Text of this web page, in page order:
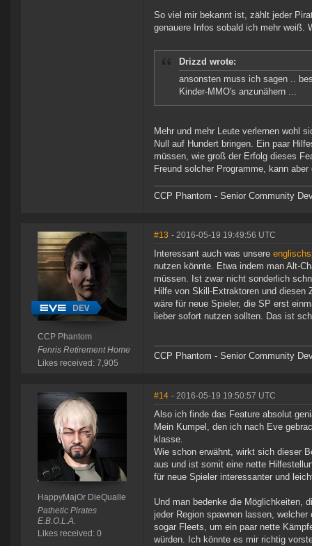
So viel mir bekannt ist, zählt jeder
genauere Infos sobald ich mehr weiß.
Drizzd wrote:
ansonsten muss ich sagen ..
Kinder-MMO's anzunähern ...
Mehr und mehr Leute verlernen wohl
Null auf Hundert bringen. Ein paar
müssen, wie groß der Erfolg dieses
Freund solcher Programme, kann
CCP Phantom - Senior Community
CCP Phantom
Fenris Retirement Home
Likes received: 7,905
#13 - 2016-05-19 19:49:56 UTC
Interessant auch was unsere
nutzen könnte. Etwa indem man Alt-
müssen. Ist zwar nicht sonderlich
Hilfe von Skill-Extraktoren und diesen
wäre für neue Spieler, die SP erst
lieber sofort nutzen sollten. Das ist
CCP Phantom - Senior Community
HappyMajOr DieQualle
Pathetic Pirates
E.B.O.L.A.
Likes received: 0
#14 - 2016-05-19 19:50:57 UTC
Also ich finde das Feature absolut
Mein Kumpel, den ich nach Eve
klasse.
Wie schon erwähnt, wirkt sich dieser
aus und ist somit eine nette
für neue Spieler interessanter und
Und man bedenke die Möglichkeiten,
jeder Region spawnen lassen,
sogar Fleets, um ein paar nette
würden. Ich könnte es mir richtig